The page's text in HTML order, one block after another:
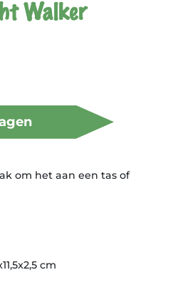
Walker
om het aan een tas of
cm